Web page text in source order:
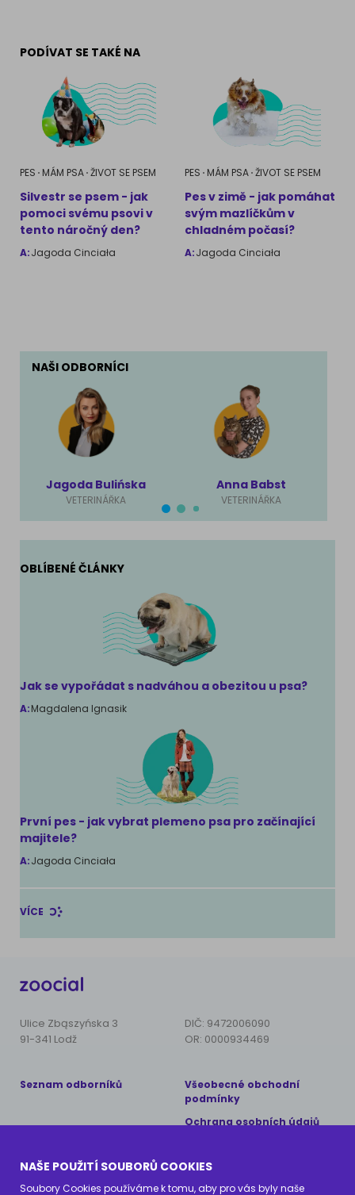
PODÍVAT SE TAKÉ NA
PES MÁM PSA ŽIVOT SE PSEM
Silvestr se psem - jak
pomoci svému psovi v
tento náročný den?
A:Jagoda Cinciała
PES MÁM PSA ŽIVOT SE PSEM
Pes v zimě - jak pomáhat
svým mazlíčkům v
chladném počasí?
A:Jagoda Cinciała
NAŠI ODBORNÍCI
Jagoda Bulińska
VETERINÁŘKA
Anna Babst
VETERINÁŘKA
OBLÍBENÉ ČLÁNKY
Jak se vypořádat s nadváhou a obezitou u psa?
A:Magdalena Ignasik
První pes - jak vybrat plemeno psa pro začínající
majitele?
A:Jagoda Cinciała
VÍCE
Ulice Zbąszyńska 3
91-341 Lodž
DIČ: 9472006090
OR: 0000934469
Seznam odborníků
Všeobecné obchodní
podmínky
Ochrana osobních údajů
Copyright © 2024 AnimalCare
Všechna práva vyhrazena
NAŠE POUŽITÍ SOUBORŮ COOKIES
Soubory Cookies používáme k tomu, aby pro vás byly naše